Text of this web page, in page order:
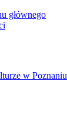
głównego
w Poznaniu